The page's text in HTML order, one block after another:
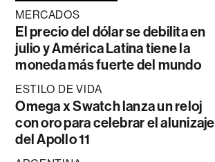
MERCADOS
El precio del dólar se debilita en
julio y América Latina tiene la
moneda más fuerte del mundo
ESTILO DE VIDA
Omega x Swatch lanza un reloj
con oro para celebrar el alunizaje
del Apollo 11